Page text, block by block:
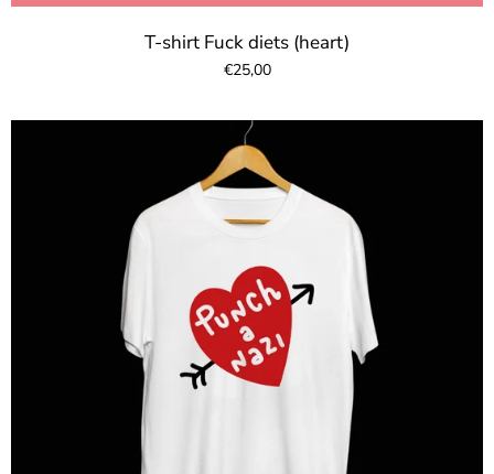
T-shirt Fuck diets (heart)
€25,00